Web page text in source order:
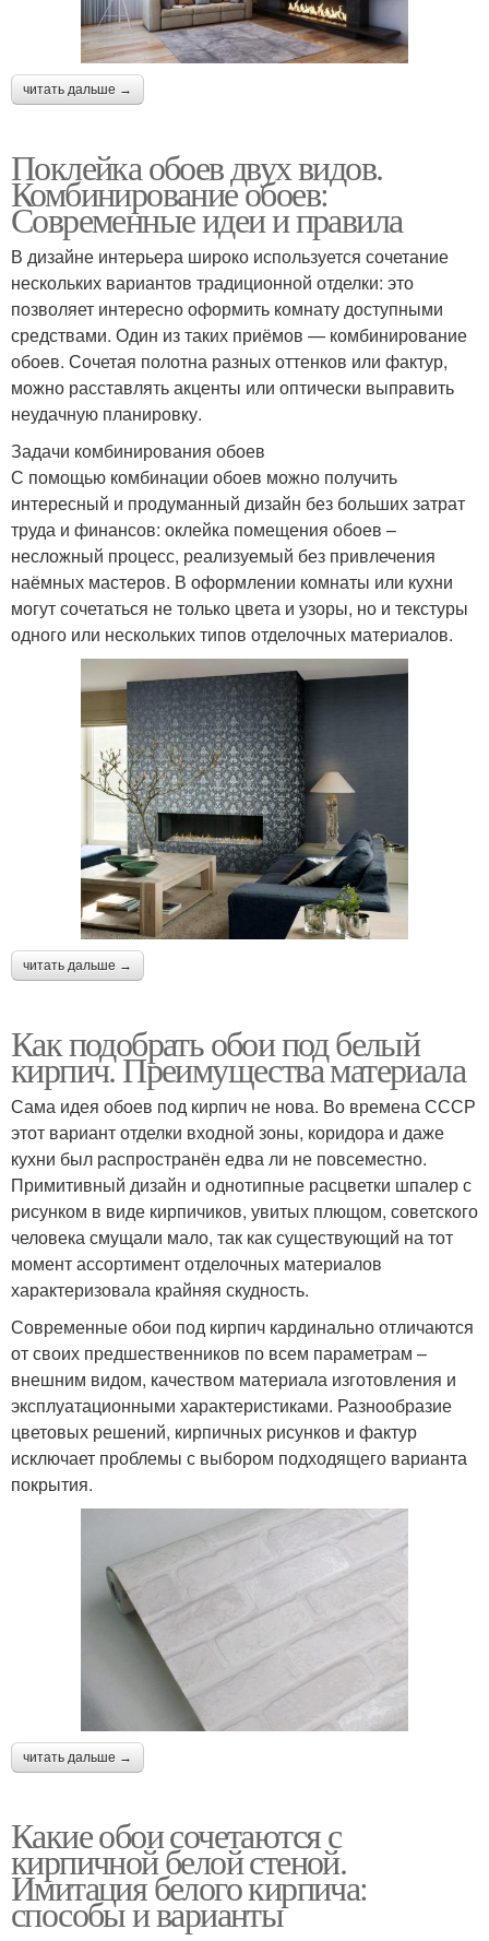
читать дальше →
Поклейка обоев двух видов.
Комбинирование обоев:
Современные идеи и правила
В дизайне интерьера широко используется сочетание
нескольких вариантов традиционной отделки: это
позволяет интересно оформить комнату доступными
средствами. Один из таких приёмов — комбинирование
обоев. Сочетая полотна разных оттенков или фактур,
можно расставлять акценты или оптически выправить
неудачную планировку.
Задачи комбинирования обоев
С помощью комбинации обоев можно получить
интересный и продуманный дизайн без больших затрат
труда и финансов: оклейка помещения обоев –
несложный процесс, реализуемый без привлечения
наёмных мастеров. В оформлении комнаты или кухни
могут сочетаться не только цвета и узоры, но и текстуры
одного или нескольких типов отделочных материалов.
читать дальше →
Как подобрать обои под белый
кирпич. Преимущества материала
Сама идея обоев под кирпич не нова. Во времена СССР
этот вариант отделки входной зоны, коридора и даже
кухни был распространён едва ли не повсеместно.
Примитивный дизайн и однотипные расцветки шпалер с
рисунком в виде кирпичиков, увитых плющом, советского
человека смущали мало, так как существующий на тот
момент ассортимент отделочных материалов
характеризовала крайняя скудность.
Современные обои под кирпич кардинально отличаются
от своих предшественников по всем параметрам –
внешним видом, качеством материала изготовления и
эксплуатационными характеристиками. Разнообразие
цветовых решений, кирпичных рисунков и фактур
исключает проблемы с выбором подходящего варианта
покрытия.
читать дальше →
Какие обои сочетаются с
кирпичной белой стеной.
Имитация белого кирпича:
способы и варианты